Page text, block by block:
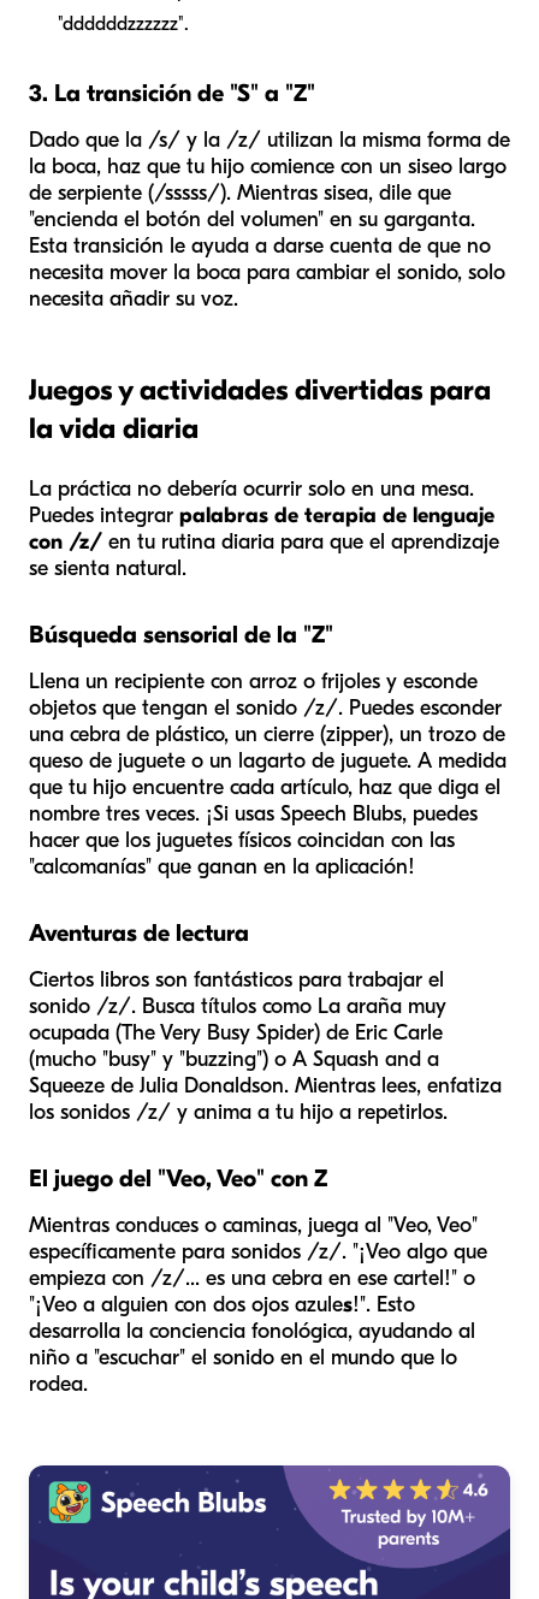
"ddddddzzzzzz".
3. La transición de "S" a "Z"
Dado que la /s/ y la /z/ utilizan la misma forma de
la boca, haz que tu hijo comience con un siseo largo
de serpiente (/sssss/). Mientras sisea, dile que
"encienda el botón del volumen" en su garganta.
Esta transición le ayuda a darse cuenta de que no
necesita mover la boca para cambiar el sonido, solo
necesita añadir su voz.
Juegos y actividades divertidas para
la vida diaria
La práctica no debería ocurrir solo en una mesa.
Puedes integrar palabras de terapia de lenguaje
con /z/ en tu rutina diaria para que el aprendizaje
se sienta natural.
Búsqueda sensorial de la "Z"
Llena un recipiente con arroz o frijoles y esconde
objetos que tengan el sonido /z/. Puedes esconder
una cebra de plástico, un cierre (zipper), un trozo de
queso de juguete o un lagarto de juguete. A medida
que tu hijo encuentre cada artículo, haz que diga el
nombre tres veces. ¡Si usas Speech Blubs, puedes
hacer que los juguetes físicos coincidan con las
"calcomanías" que ganan en la aplicación!
Aventuras de lectura
Ciertos libros son fantásticos para trabajar el
sonido /z/. Busca títulos como La araña muy
ocupada (The Very Busy Spider) de Eric Carle
(mucho "busy" y "buzzing") o A Squash and a
Squeeze de Julia Donaldson. Mientras lees, enfatiza
los sonidos /z/ y anima a tu hijo a repetirlos.
El juego del "Veo, Veo" con Z
Mientras conduces o caminas, juega al "Veo, Veo"
específicamente para sonidos /z/. "¡Veo algo que
empieza con /z/... es una cebra en ese cartel!" o
"¡Veo a alguien con dos ojos azules!". Esto
desarrolla la conciencia fonológica, ayudando al
niño a "escuchar" el sonido en el mundo que lo
rodea.